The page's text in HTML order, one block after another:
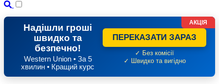
Надішли гроші
швидко та
безпечно!
Western Union • За 5
хвилин • Кращий курс
ПЕРЕКАЗАТИ ЗАРАЗ
✓ Без комісії
✓ Швидко та вигідно
АКЦІЯ